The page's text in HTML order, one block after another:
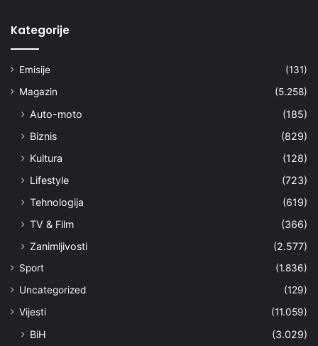
Kategorije
Emisije
(131)
Magazin
(5.258)
Auto-moto
(185)
Biznis
(829)
Kultura
(128)
Lifestyle
(723)
Tehnologija
(619)
TV & Film
(366)
Zanimljivosti
(2.577)
Sport
(1.836)
Uncategorized
(129)
Vijesti
(11.059)
BiH
(3.029)